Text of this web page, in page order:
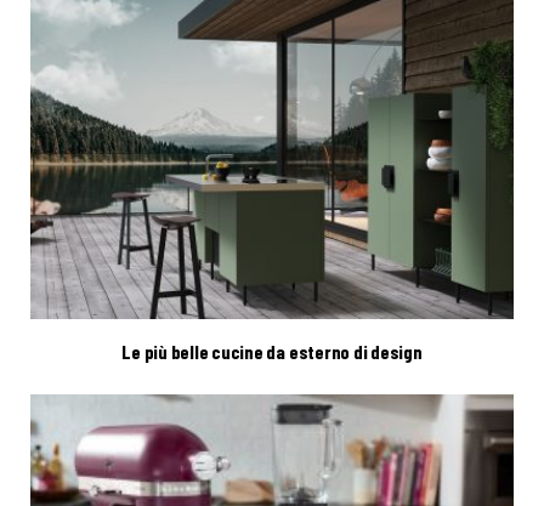
Le più belle cucine da esterno di design